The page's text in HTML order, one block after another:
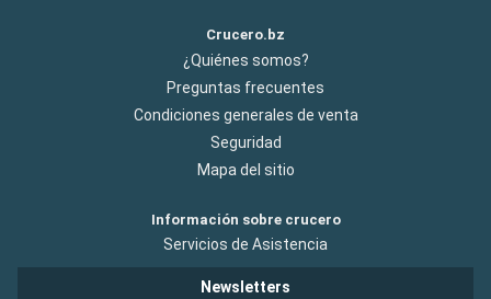
Crucero.bz
¿Quiénes somos?
Preguntas frecuentes
Condiciones generales de venta
Seguridad
Mapa del sitio
Información sobre crucero
Servicios de Asistencia
Newsletters